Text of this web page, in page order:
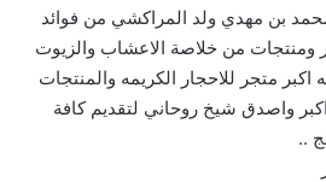
بن مهدي ولد المراكشي من فوائد
ومنتجات من خلاصة الاعشاب والزيوت
اكبر متجر للاحجار الكريمه والمنتجات
واصدق شيخ روحاني لتقديم كافة
..